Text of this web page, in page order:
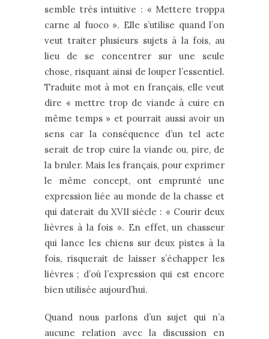
semble très intuitive : « Mettere troppa
carne al fuoco ». Elle s’utilise quand l’on
veut traiter plusieurs sujets à la fois, au
lieu de se concentrer sur une seule
chose, risquant ainsi de louper l’essentiel.
Traduite mot à mot en français, elle veut
dire « mettre trop de viande à cuire en
même temps » et pourrait aussi avoir un
sens car la conséquence d’un tel acte
serait de trop cuire la viande ou, pire, de
la bruler. Mais les français, pour exprimer
le même concept, ont emprunté une
expression liée au monde de la chasse et
qui daterait du XVII siècle : « Courir deux
lièvres à la fois ». En effet, un chasseur
qui lance les chiens sur deux pistes à la
fois, risquerait de laisser s’échapper les
lièvres ; d’où l’expression qui est encore
bien utilisée aujourd’hui.
Quand nous parlons d’un sujet qui n’a
aucune relation avec la discussion en